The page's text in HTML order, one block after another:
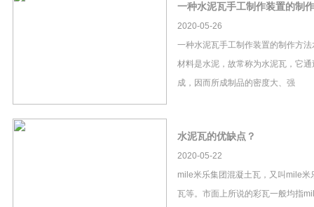
一种水泥瓦手工制作装置的制
2020-05-26
一种水泥瓦手工制作装置的制作方
材料是水泥，故常称为水泥瓦，它
成，因而所成制品的密度大、强
水泥瓦的优缺点？
2020-05-22
mile米乐集团混凝土瓦，又叫mile米
瓦等。市面上所说的彩瓦一般均指